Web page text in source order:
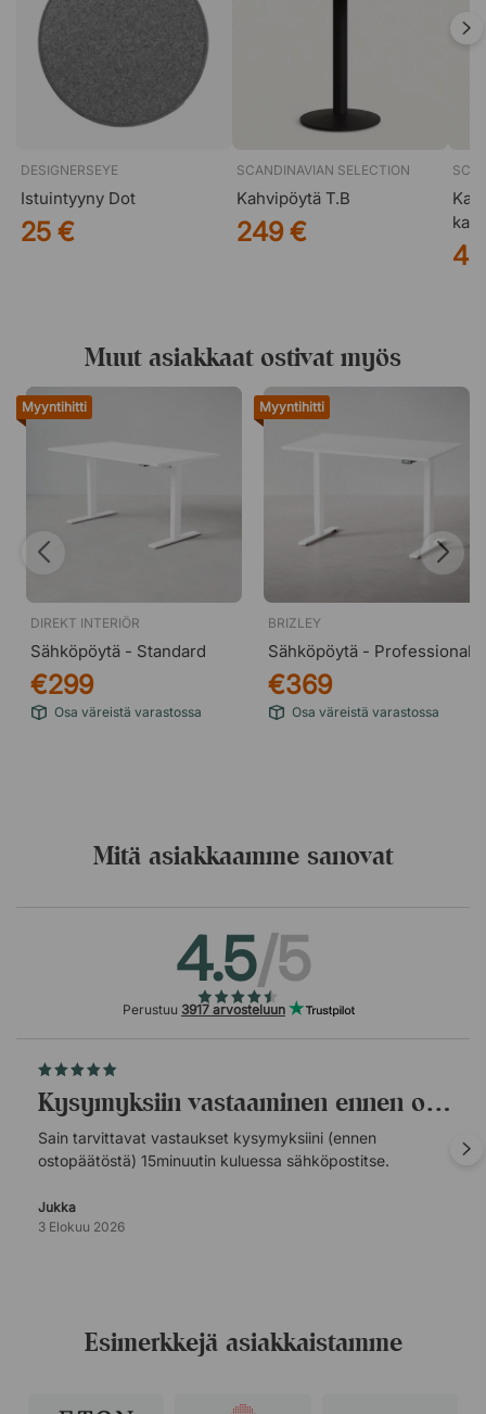
DESIGNERSEYE
Istuintyyny Dot
25 €
SCANDINAVIAN SELECTION
Kahvipöytä T.B
249 €
Muut asiakkaat ostivat myös
Myyntihitti
DIREKT INTERIÖR
Sähköpöytä - Standard
€299
Osa väreistä varastossa
Myyntihitti
BRIZLEY
Sähköpöytä - Professional
€369
Osa väreistä varastossa
Mitä asiakkaamme sanovat
4.5/5
Perustuu 3917 arvosteluun
Kysymyksiin vastaaminen ennen ostopäätöstä.
Sain tarvittavat vastaukset kysymyksiini (ennen
ostopäätöstä) 15minuutin kuluessa sähköpostitse.
Jukka
3 Elokuu 2026
Esimerkkejä asiakkaistamme